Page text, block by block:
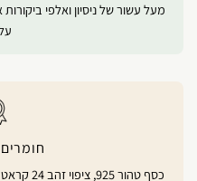
מעל עשור של ניסיון ואלפי
כסף טהור 925, ציפוי זהב 24 קראט ורוז גולד לשמירה על ברק לאורך זמן.